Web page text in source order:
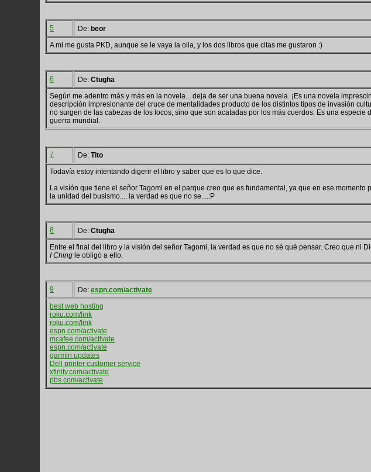
5 De: beor
A mi me gusta PKD, aunque se le vaya la olla, y los dos libros que citas me gustaron :)
6 De: Ctugha
Según me adentro más y más en la novela... deja de ser una buena novela. ¡Es una novela
descripción impresionante del cruce de mentalidades producto de los distintos tipos de invasión
no surgen de las cabezas de los locos, sino que son acatadas por los más cuerdos. Es una
guerra mundial.
7 De: Tito
Todavía estoy intentando digerir el libro y saber que es lo que dice.
La visíón que tiene el señor Tagomi en el parque creo que es fundamental, ya que en ese
la unidad del busismo.... la verdad es que no se....:P
8 De: Ctugha
Entre el final del libro y la visión del señor Tagomi, la verdad es que no sé qué pensar. Creo que ni
I Ching le obligó a ello.
9 De: espn.com/activate
best web hosting
roku.com/link
roku.com/link
espn.com/activate
mcafee.com/activate
espn.com/activate
garmin updates
Dell printer customer service
xfinity.com/activate
pbs.com/activate